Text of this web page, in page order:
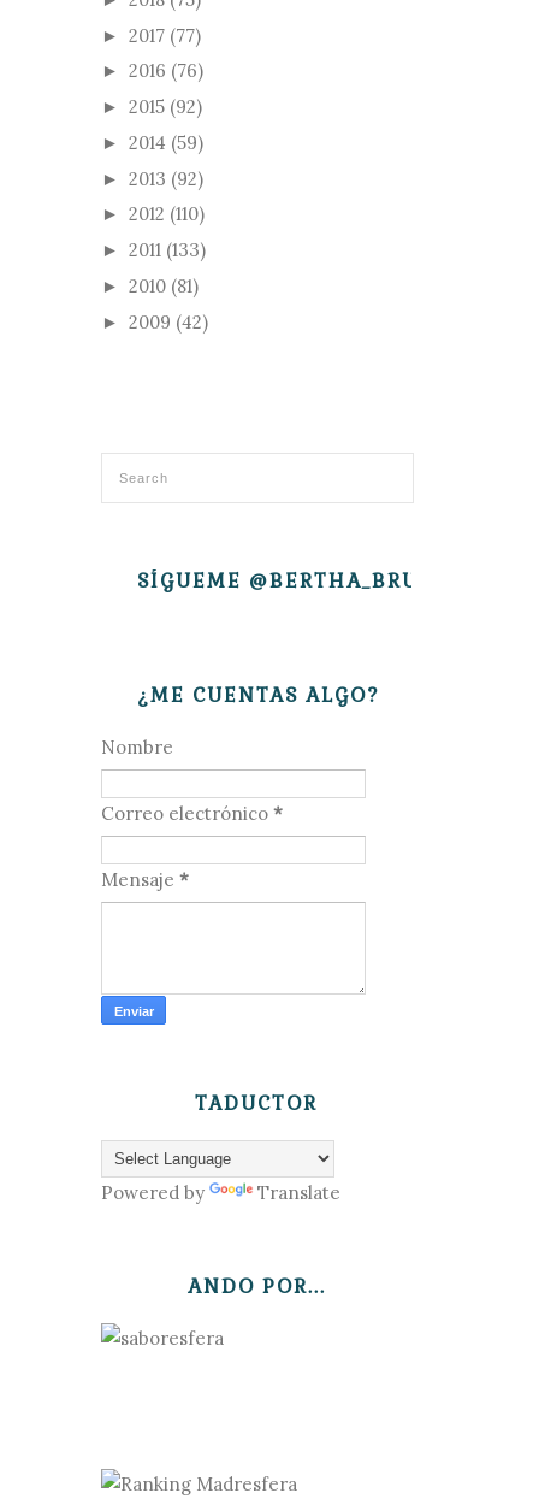
► 2017 (77)
► 2016 (76)
► 2015 (92)
► 2014 (59)
► 2013 (92)
► 2012 (110)
► 2011 (133)
► 2010 (81)
► 2009 (42)
SÍGUEME @BERTHA_BRUJITA
¿ME CUENTAS ALGO?
Nombre
Correo electrónico *
Mensaje *
TADUCTOR
Powered by Translate
ANDO POR...